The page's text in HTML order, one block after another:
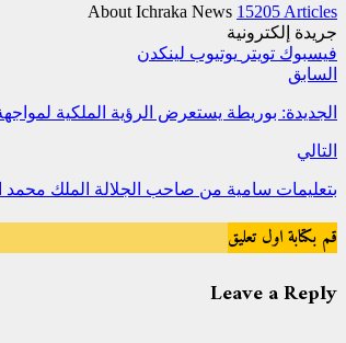
About Ichraka News 15205 Articles
جريدة إلكترونية
فيسبوك تويتر يوتيوب لينكدن
السابق
الجديدة: بوريطة يستعرض الرؤية الملكية
التالي
بتعليمات سامية من صاحب الجلالة الملك محمد
قم بكتابة اول تعليق
Leave a Reply